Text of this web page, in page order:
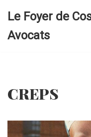
au
Le Foyer de
Avocats
CREPS